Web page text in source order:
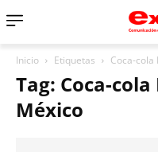
Inicio Etiquetas Coca-
Tag: Coca-
México